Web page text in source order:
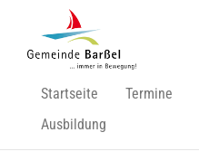
springen
Startseite Termine
Ausbildung